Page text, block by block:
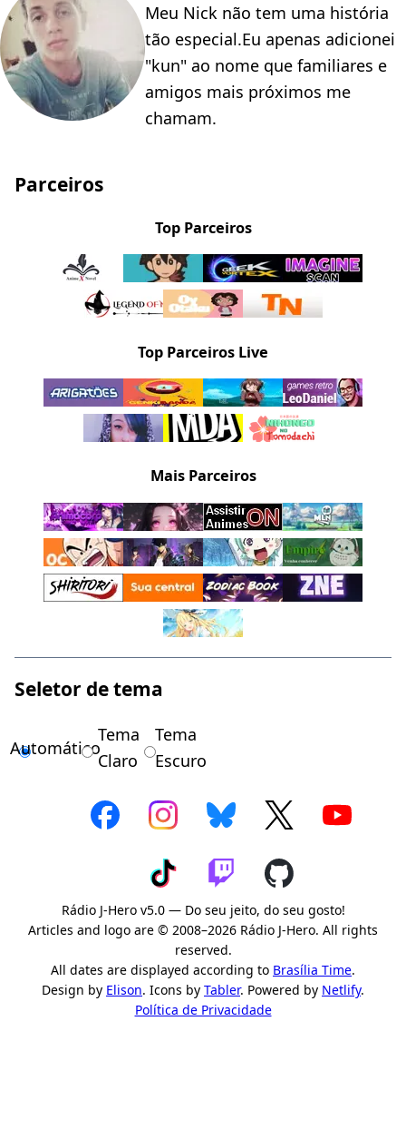
Meu Nick não tem uma história
tão especial.Eu apenas adicionei
"kun" ao nome que familiares e
amigos mais próximos me
chamam.
Parceiros
Top Parceiros
Top Parceiros Live
Mais Parceiros
Seletor de tema
Automático
Tema
Claro
Tema
Escuro
Rádio J-Hero v5.0 — Do seu jeito, do seu gosto!
Articles and logo are © 2008–2026 Rádio J-Hero. All rights
reserved.
All dates are displayed according to Brasília Time.
Design by Elison. Icons by Tabler. Powered by Netlify.
Política de Privacidade